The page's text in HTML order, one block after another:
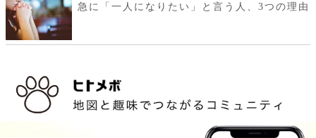
急に「一人になりたい」と言う人、3つの理由